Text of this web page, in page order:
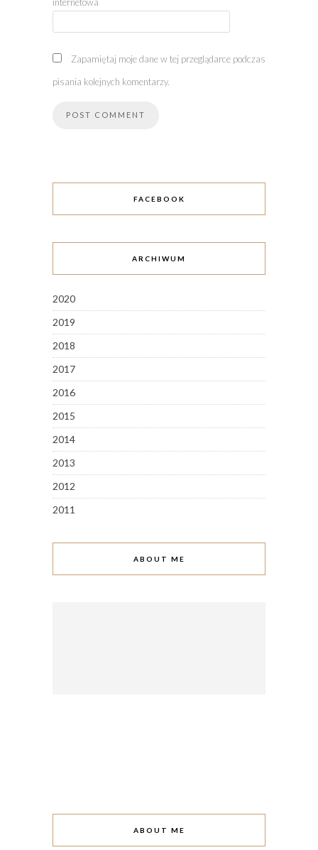
Zapamiętaj moje dane w tej przeglądarce podczas
pisania kolejnych komentarzy.
FACEBOOK
ARCHIWUM
2020
2019
2018
2017
2016
2015
2014
2013
2012
2011
ABOUT ME
ABOUT ME